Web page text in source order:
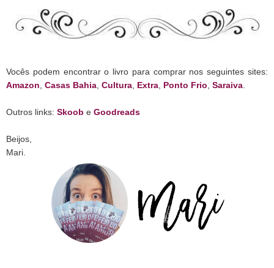
Vocês podem encontrar o livro para comprar nos seguintes sites:
Amazon Casas Bahia Cultura Extra Ponto Frio Saraiva
Outros links: Skoob e Goodreads
Beijos,
Mari.